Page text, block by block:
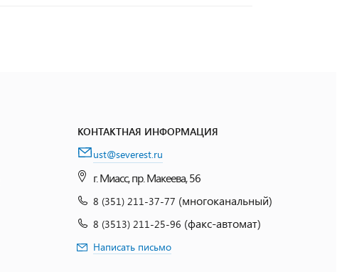
КОНТАКТНАЯ ИНФОРМАЦИЯ
ust@severest.ru
г. Миасс, пр. Макеева, 56
8 (351) 211-37-77 (многоканальный)
8 (3513) 211-25-96 (факс-автомат)
Написать письмо